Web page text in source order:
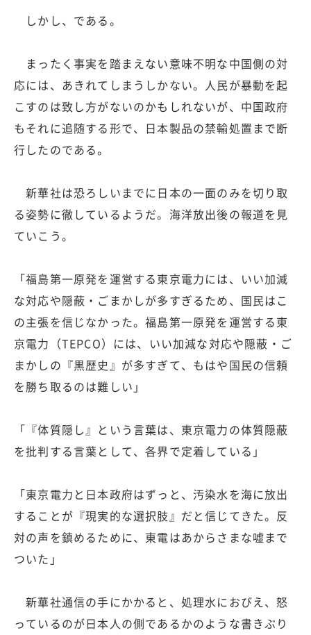
しかし、である。
まったく事実を踏まえない意味不明な中国側の対
応には、あきれてしまうしかない。人民が暴動を起
こすのは致し方がないのかもしれないが、中国政府
もそれに追随する形で、日本製品の禁輸処置まで断
行したのである。
新華社は恐ろしいまでに日本の一面のみを切り取
る姿勢に徹しているようだ。海洋放出後の報道を見
ていこう。
「福島第一原発を運営する東京電力には、いい加減
な対応や隠蔽・ごまかしが多すぎるため、国民はこ
の主張を信じなかった。福島第一原発を運営する東
京電力（TEPCO）には、いい加減な対応や隠蔽・ご
まかしの『黒歴史』が多すぎて、もはや国民の信頼
を勝ち取るのは難しい」
「『体質隠し』という言葉は、東京電力の体質隠蔽
を批判する言葉として、各界で定着している」
「東京電力と日本政府はずっと、汚染水を海に放出
することが『現実的な選択肢』だと信じてきた。反
対の声を鎮めるために、東電はあからさまな嘘まで
ついた」
新華社通信の手にかかると、処理水におびえ、怒
っているのが日本人の側であるかのような書きぶり